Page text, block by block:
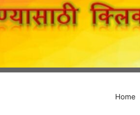
Home